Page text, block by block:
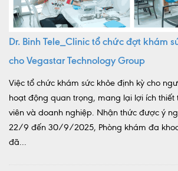
Dr. Binh Tele_Clinic tổ chức đợt khám
cho Vegastar Technology Group
Việc tổ chức khám sức khỏe định kỳ cho
hoạt động quan trọng, mang lại lợi ích thiết
viên và doanh nghiệp. Nhận thức được ý
22/9 đến 30/9/2025, Phòng khám đa khoa
đã...